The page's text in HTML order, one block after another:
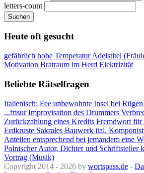
letters-count
Suchen
Heute oft gesucht
gefährlich hohe TemperaturAdelstitel
Motivation Bratraum im Herd Elektrizität
Beliebte Rätselfragen
Italienisch: Fee unbewohnte Insel bei Rügen
...frisurImprovisation des Drummers
Zurückzahlung eines Kredits Fremdwort für
Erdkruste Sakrales Bauwerk ital.
Anteilen entsprechend bei jemandem eine
Polnischer Autor, Dichter und Schriftsteller
Vortrag (Musik)
Copyright 2014 - 2026 by wortspass.de -